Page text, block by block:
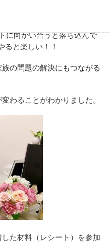
に向かい合うと落ち込んで
ると楽しい！！
の問題の解決にもつながる
わることがわかりました。
た材料（レシート）を参加